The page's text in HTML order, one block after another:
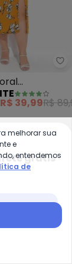
com
Fenda
R$ 39,99R$
frete grátis
melhorar sua
e
entendemos
de